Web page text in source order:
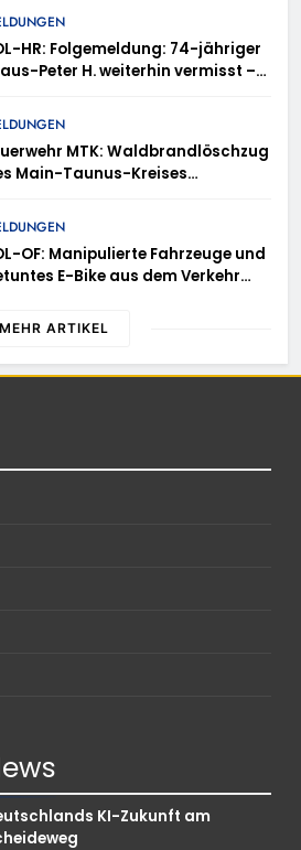
HR: Folgemeldung: 74-jähriger
Peter H. weiterhin vermisst –
MTK: Waldbrandlöschzug
Main-Taunus-Kreises
Taunus-Kreis – Rund 45
sicherten in
Gelände die Flanken
Brandgebietes
OF: Manipulierte Fahrzeuge und
E-Bike aus dem Verkehr
mehrere Verstöße auf
MEHR ARTIKEL
KI-Zukunft am